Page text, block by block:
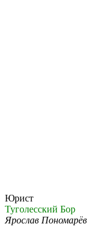
Юрист
Туголесский Бор
Ярослав Пономарёв